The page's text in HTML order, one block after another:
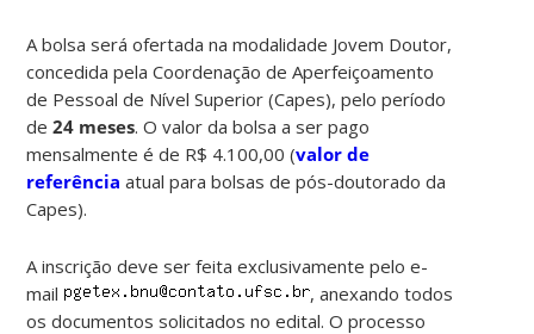
A bolsa será ofertada na modalidade Jovem Doutor,
concedida pela Coordenação de Aperfeiçoamento
de Pessoal de Nível Superior (Capes), pelo período
de24 meses. O valor da bolsa a ser pago
mensalmente é de R$ 4.100,00 (valor de
referência atual para bolsas de pós-doutorado da
Capes).
A inscrição deve ser feita exclusivamente pelo e-
mail
, anexando todos
os documentos solicitados no edital. O processo